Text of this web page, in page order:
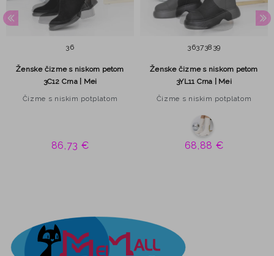
36
Ženske čizme s niskom petom
3C12 Crna | Mei
Čizme s niskim potplatom
86,73 €
363738 39
Ženske čizme s niskom petom
3YL11 Crna | Mei
Čizme s niskim potplatom
68,88 €